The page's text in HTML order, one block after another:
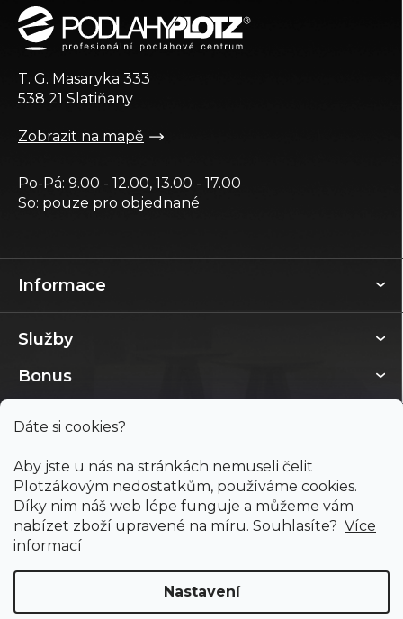
Dáte si cookies?
Aby jste u nás na stránkách nemuseli čelit
Plotzákovým nedostatkům, používáme cookies.
Díky nim náš web lépe funguje a můžeme vám
nabízet zboží upravené na míru. Souhlasíte? Více
informací
Nastavení
Informace
Služby
Bonus
T. G. Masaryka 333
538 21 Slatiňany
Zobrazit na mapě
Po-Pá: 9.00 - 12.00, 13.00 - 17.00
So: pouze pro objednané